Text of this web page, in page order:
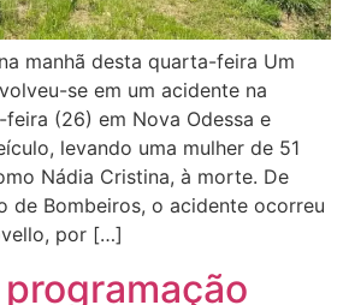
manhã desta quarta-feira Um
se em um acidente na
(26) em Nova Odessa e
levando uma mulher de 51
Nádia Cristina, à morte. De
de Bombeiros, o acidente ocorreu
por […]